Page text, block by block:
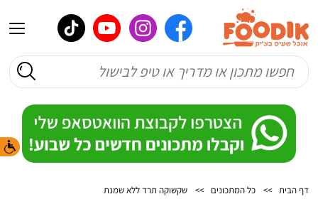
דף הבית >> כל המתכונים >> שקשוקה תרד ללא שמנת